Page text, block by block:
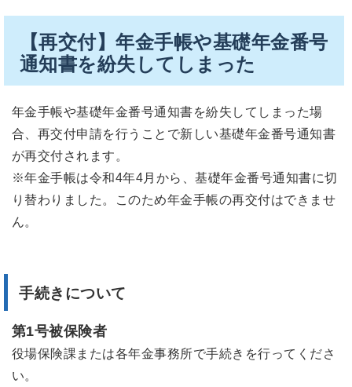
【再交付】年金手帳や基礎年金番号
通知書を紛失してしまった
年金手帳や基礎年金番号通知書を紛失してしまった場
合、再交付申請を行うことで新しい基礎年金番号通知書
が再交付されます。
※年金手帳は令和4年4月から、基礎年金番号通知書に切
り替わりました。このため年金手帳の再交付はできませ
ん。
手続きについて
第1号被保険者
役場保険課または各年金事務所で手続きを行ってくださ
い。